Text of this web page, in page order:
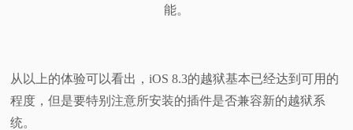
能。
从以上的体验可以看出，iOS 8.3的越狱基本已经达到可用的
程度，但是要特别注意所安装的插件是否兼容新的越狱系
统。